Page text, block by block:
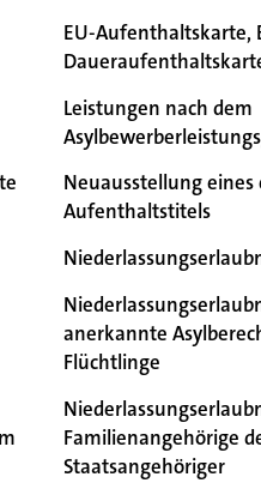
EU-Aufenthaltskarte,
Leistungen nach dem
Neuausstellung
Aufenthaltstitels
anerkannte
Flüchtlinge
Familienangehörige
Staatsangehöriger